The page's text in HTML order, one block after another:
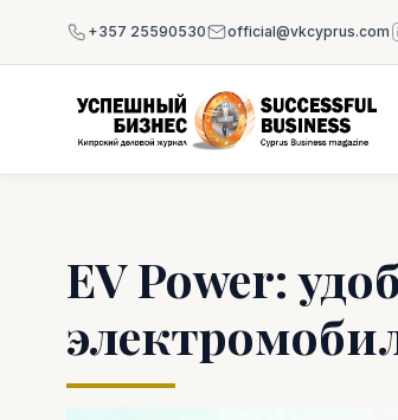
+357 25590530 official@vkcyprus.com
EV Power: